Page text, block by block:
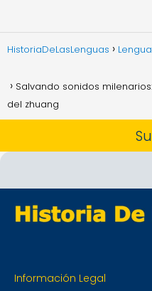
HistoriaDeLasLenguas
Salvando sonidos
del zhuang
Información Legal